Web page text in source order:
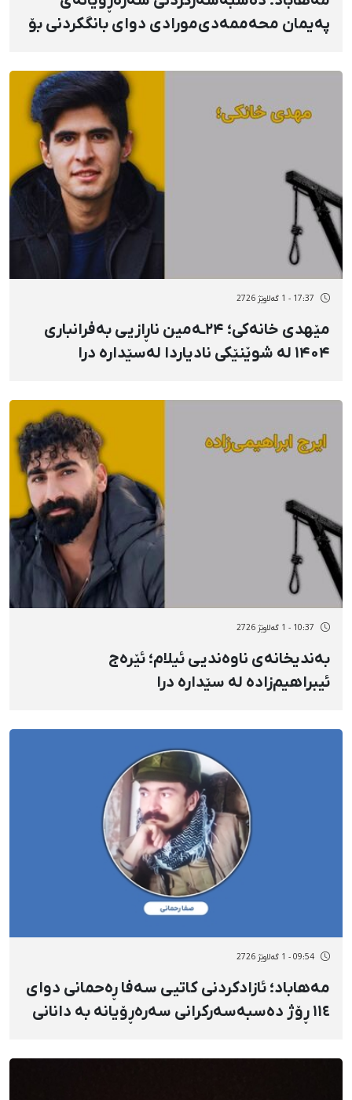
پەیمان محەممەدی‌مورادی دوای بانگکردنی بۆ
نادیار
17:37 - 1 گەلاوێژ 2726
مێهدی خانەکی؛ ۲۴ـەمین ناڕازیی بەفرانباری
۱۴۰۴ لە شوێنێکی نادیاردا لەسێدارە درا
10:37 - 1 گەلاوێژ 2726
بەندیخانەی ناوەندیی ئیلام؛ ئێرەج
ئیبراهیم‌زادە لە سێدارە درا
09:54 - 1 گەلاوێژ 2726
مەهاباد؛ ئازادکردنی کاتیی سەفا ڕەحمانی دوای
١١٤ ڕۆژ دەسبەسەرکرانی سەرەڕۆیانە بە دانانی